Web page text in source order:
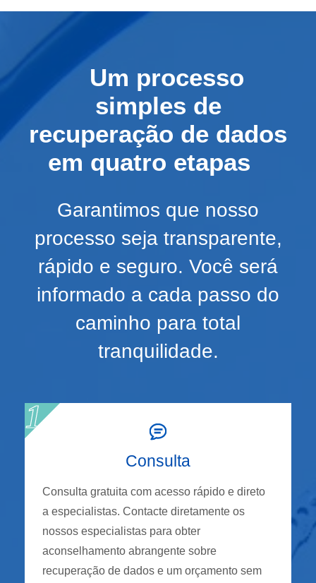
Um processo
simples de
recuperação de dados
em quatro etapas
Garantimos que nosso
processo seja transparente,
rápido e seguro. Você será
informado a cada passo do
caminho para total
tranquilidade.
Consulta
Consulta gratuita com acesso rápido e direto
a especialistas. Contacte diretamente os
nossos especialistas para obter
aconselhamento abrangente sobre
recuperação de dados e um orçamento sem